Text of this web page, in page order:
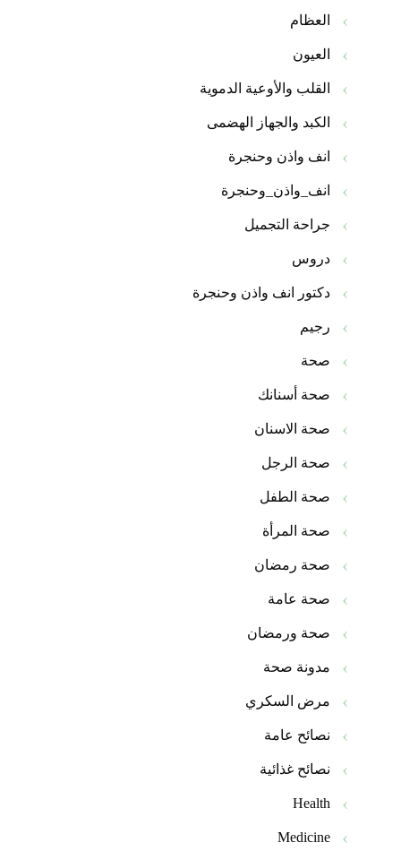
العظام
العيون
القلب والأوعية الدموية
الكبد والجهاز الهضمى
انف واذن وحنجرة
انف_واذن_وحنجرة
جراحة التجميل
دروس
دكتور انف واذن وحنجرة
رجيم
صحة
صحة أسنانك
صحة الاسنان
صحة الرجل
صحة الطفل
صحة المرأة
صحة رمضان
صحة عامة
صحة ورمضان
مدونة صحة
مرض السكري
نصائح عامة
نصائح غذائية
Health
Medicine